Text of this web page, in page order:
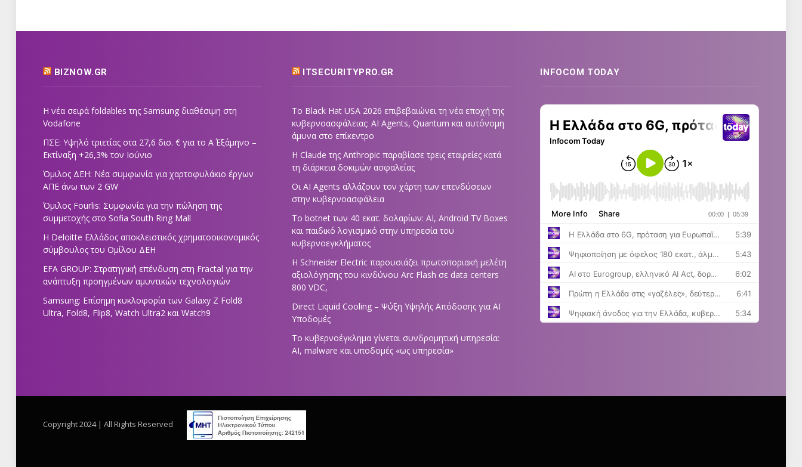
BIZNOW.GR
Η νέα σειρά foldables της Samsung διαθέσιμη στη
Vodafone
ΠΣΕ: Υψηλό τριετίας στα 27,6 δισ. € για το Α΄ Εξάμηνο –
Εκτίναξη +26,3% τον Ιούνιο
Όμιλος ΔΕΗ: Νέα συμφωνία για χαρτοφυλάκιο έργων
ΑΠΕ άνω των 2 GW
Όμιλος Fourlis: Συμφωνία για την πώληση της
συμμετοχής στο Sofia South Ring Mall
Η Deloitte Ελλάδος αποκλειστικός χρηματοοικονομικός
σύμβουλος του Ομίλου ΔΕΗ
EFA GROUP: Στρατηγική επένδυση στη Fractal για την
ανάπτυξη προηγμένων αμυντικών τεχνολογιών
Samsung: Επίσημη κυκλοφορία των Galaxy Z Fold8
Ultra, Fold8, Flip8, Watch Ultra2 και Watch9
ITSECURITYPRO.GR
Το Black Hat USA 2026 επιβεβαιώνει τη νέα εποχή της
κυβερνοασφάλειας: AI Agents, Quantum και αυτόνομη
άμυνα στο επίκεντρο
Η Claude της Anthropic παραβίασε τρεις εταιρείες κατά
τη διάρκεια δοκιμών ασφαλείας
Οι AI Agents αλλάζουν τον χάρτη των επενδύσεων
στην κυβερνοασφάλεια
Το botnet των 40 εκατ. δολαρίων: AI, Android TV Boxes
και παιδικό λογισμικό στην υπηρεσία του
κυβερνοεγκλήματος
Η Schneider Electric παρουσιάζει πρωτοποριακή μελέτη
αξιολόγησης του κινδύνου Arc Flash σε data centers
800 VDC,
Direct Liquid Cooling – Ψύξη Υψηλής Απόδοσης για AI
Υποδομές
Το κυβερνοέγκλημα γίνεται συνδρομητική υπηρεσία:
AI, malware και υποδομές «ως υπηρεσία»
INFOCOM TODAY
Copyright 2024 | All Rights Reserved